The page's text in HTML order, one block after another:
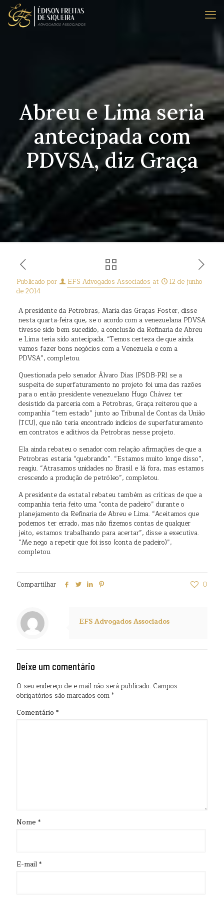
Abreu e Lima seria
antecipada com
PDVSA, diz Graça
Publicado por EFS Advogados Associados at
12 de junho
de 2014
A presidente da Petrobras, Maria das Graças Foster, disse
nesta quarta-feira que, se o acordo com a venezuelana PDVSA
tivesse sido bem sucedido, a conclusão da Refinaria de Abreu
e Lima teria sido antecipada. “Temos certeza de que ainda
vamos fazer bons negócios com a Venezuela e com a
PDVSA”, completou.
Questionada pelo senador Álvaro Dias (PSDB-PR) se a
suspeita de superfaturamento no projeto foi uma das razões
para o então presidente venezuelano Hugo Chávez ter
desistido da parceria com a Petrobras, Graça reiterou que a
companhia “tem estado” junto ao Tribunal de Contas da União
(TCU), que não teria encontrado indícios de superfaturamento
em contratos e aditivos da Petrobras nesse projeto.
Ela ainda rebateu o senador com relação afirmações de que a
Petrobras estaria “quebrando”. “Estamos muito longe disso”,
reagiu. “Atrasamos unidades no Brasil e lá fora, mas estamos
crescendo a produção de petróleo”, completou.
A presidente da estatal rebateu também as críticas de que a
companhia teria feito uma “conta de padeiro” durante o
planejamento da Refinaria de Abreu e Lima. “Aceitamos que
podemos ter errado, mas não fizemos contas de qualquer
jeito, estamos trabalhando para acertar”, disse a executiva.
“Me nego a repetir que foi isso (conta de padeiro)”,
completou.
Compartilhar 0
EFS Advogados Associados
Deixe um comentário
O seu endereço de e-mail não será publicado. Campos
obrigatórios são marcados com*
Comentário *
Nome *
E-mail*